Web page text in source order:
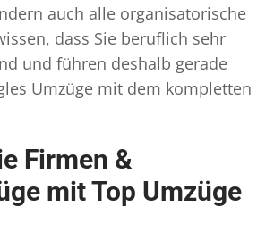
auch alle organisatorische
dass Sie beruflich sehr
und führen deshalb gerade
Umzüge mit dem kompletten
Firmen &
mit Top Umzüge